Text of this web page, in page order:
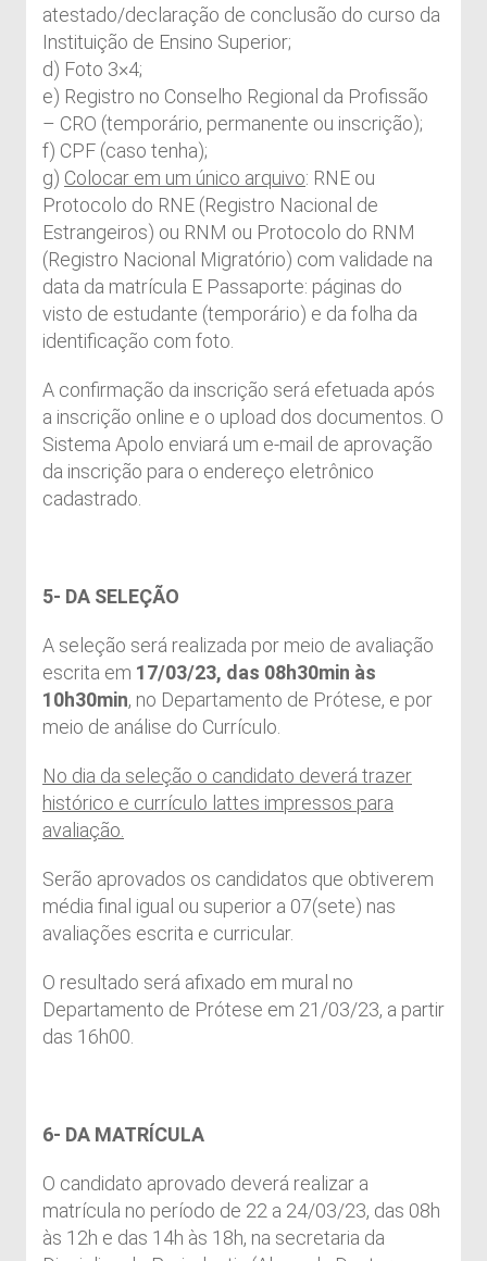
atestado/declaração de conclusão do curso da
Instituição de Ensino Superior;
d) Foto 3×4;
e) Registro no Conselho Regional da Profissão
– CRO (temporário, permanente ou inscrição);
f) CPF (caso tenha);
g) Colocar em um único arquivo: RNE ou
Protocolo do RNE (Registro Nacional de
Estrangeiros) ou RNM ou Protocolo do RNM
(Registro Nacional Migratório) com validade na
data da matrícula E Passaporte: páginas do
visto de estudante (temporário) e da folha da
identificação com foto.
A confirmação da inscrição será efetuada após
a inscrição online e o upload dos documentos. O
Sistema Apolo enviará um e-mail de aprovação
da inscrição para o endereço eletrônico
cadastrado.
5- DA SELEÇÃO
A seleção será realizada por meio de avaliação
escrita em 17/03/23, das 08h30min às
10h30min, no Departamento de Prótese, e por
meio de análise do Currículo.
No dia da seleção o candidato deverá trazer
histórico e currículo lattes impressos para
avaliação.
Serão aprovados os candidatos que obtiverem
média final igual ou superior a 07(sete) nas
avaliações escrita e curricular.
O resultado será afixado em mural no
Departamento de Prótese em 21/03/23, a partir
das 16h00.
6- DA MATRÍCULA
O candidato aprovado deverá realizar a
matrícula no período de 22 a 24/03/23, das 08h
às 12h e das 14h às 18h, na secretaria da